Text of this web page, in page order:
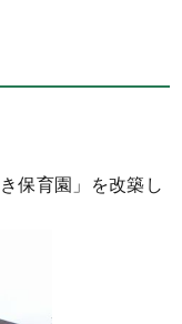
保育園」を改築し